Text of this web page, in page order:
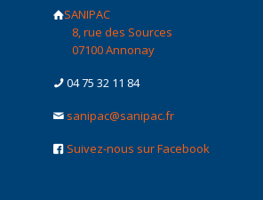
SANIPAC
8, rue des Sources
07100 Annonay
04 75 32 11 84
sanipac@sanipac.fr
Suivez-nous sur Facebook